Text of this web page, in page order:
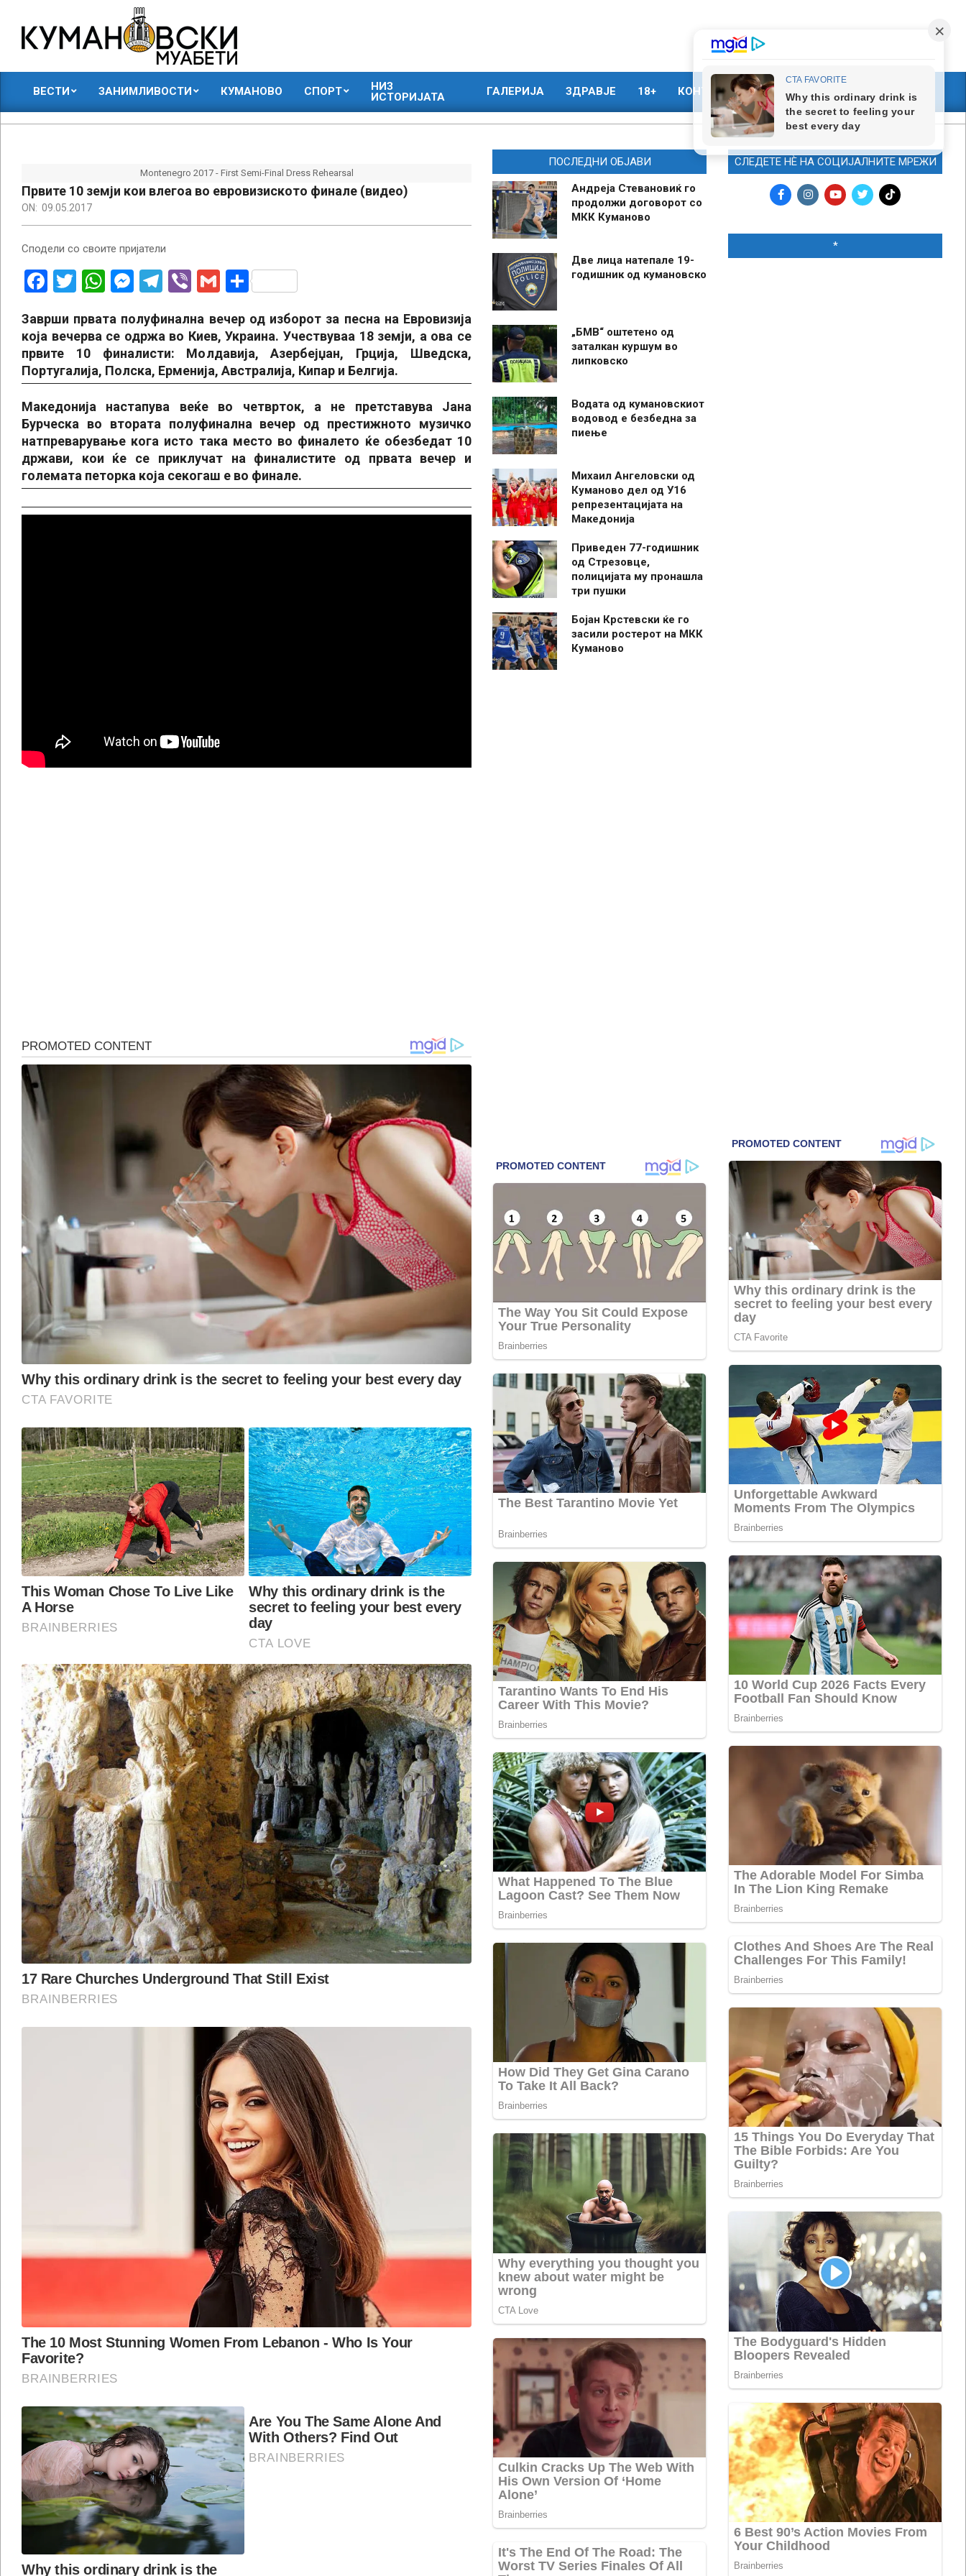
content
КУМАНОВСКИ
МУАБЕТИ
ВЕСТИ ЗАНИМЛИВОСТИ КУМАНОВО СПОРТ
НИЗ
ИСТОРИЈАТА
ГАЛЕРИЈА ЗДРАВЈЕ 18+ КОНТАКТ МАРКЕТИНГ
Montenegro 2017 - First Semi-Final Dress Rehearsal
Првите 10 земји кои влегоа во евровизиското финале (видео)
ON: 09.05.2017
Сподели со своите пријатели
Facebook
Twitter
WhatsApp
Messenger
Telegram
ViberGmailShare
Заврши првата полуфинална вечер од изборот за песна на Евровизија
која вечерва се одржа во Киев, Украина. Учествуваа 18 земји, а ова се
првите 10 финалисти: Молдавија, Азербејџан, Грција, Шведска,
Португалија, Полска, Ерменија, Австралија, Кипар и Белгија.
Македонија настапува веќе во четврток, а не претставува Јана
Бурческа во втората полуфинална вечер од престижното музичко
натпреварување кога исто така место во финалето ќе обезбедат 10
држави, кои ќе се приклучат на финалистите од првата вечер и
големата петорка која секогаш е во финале.
ПОСЛЕДНИ ОБЈАВИ
Андреја Стевановиќ го
продолжи договорот со
МКК Куманово
Две лица натепале 19-
годишник од кумановско
„БМВ“ оштетено од
заталкан куршум во
липковско
Водата од кумановскиот
водовод е безбедна за
пиење
Михаил Ангеловски од
Куманово дел од У16
репрезентацијата на
Македонија
Приведен 77-годишник
од Стрезовце,
полицијата му пронашла
три пушки
Бојан Крстевски ќе го
засили ростерот на МКК
Куманово
СЛЕДЕТЕ НЀ НА СОЦИЈАЛНИТЕ МРЕЖИ
*